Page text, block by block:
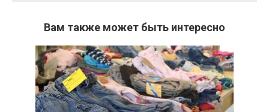
Вам также может быть интересно